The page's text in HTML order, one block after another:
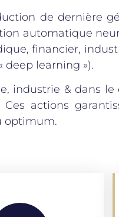
de dernière
automatique
financier,
learning »).
industrie & dans
actions
optimum.